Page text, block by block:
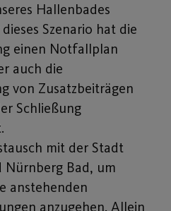
Hallenbades
Szenario hat die
einen Notfallplan
auch die
von Zusatzbeiträgen
Schließung
mit der Stadt
Nürnberg Bad, um
anstehenden
anzugehen. Allein